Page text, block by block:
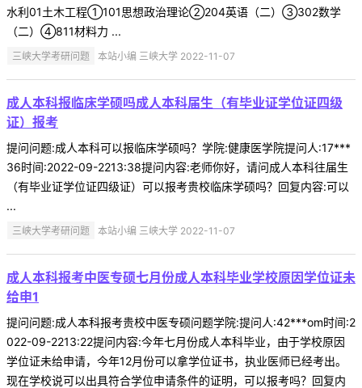
水利01土木工程①101思想政治理论②204英语（二）③302数学
（二）④811材料力 ...
三峡大学考研问题 本站小编 三峡大学 2022-11-07
成人本科报临床学硕吗成人本科届生（有毕业证学位证四级
证）报考
提问问题:成人本科可以报临床学硕吗？学院:健康医学院提问人:17***
36时间:2022-09-2213:38提问内容:老师你好，请问成人本科往届生
（有毕业证学位证四级证）可以报考贵校临床学硕吗？回复内容:可以
...
三峡大学考研问题 本站小编 三峡大学 2022-11-07
成人本科报考中医专硕七月份成人本科毕业学校原因学位证未
给申1
提问问题:成人本科报考贵校中医专硕问题学院:提问人:42***om时间:2
022-09-2213:22提问内容:今年七月份成人本科毕业，由于学校原因
学位证未给申请，今年12月份可以拿学位证书，执业医师已经考出。
现在学校说可以出具符合学位申请条件的证明，可以报考吗？回复内